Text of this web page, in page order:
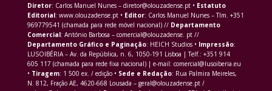
Diretor: Carlos Manuel Nunes – diretor@olouzadense.pt • Estatuto
Editorial: www.olouzadense.pt • Editor: Carlos Manuel Nunes – Tlm. +351
969779541 (chamada para rede móvel nacional) // Departamento
Comercial: António Barbosa – comercial@olouzadense. pt //
Departamento Gráfico e Paginação: HEICH Studios • Impressão:
LUSOIBÉRIA – Av. da República, n. 6, 1050-191 Lisboa | Telf.: +351 914
605 117 (chamada para rede fixa nacional) | e-mail: comercial@lusoiberia.eu
• Tiragem: 1 500 ex. / edição • Sede e Redação: Rua Palmira Meireles,
N. 812, Fração AE, 4620-668 Lousada – geral@olouzadense.pt /